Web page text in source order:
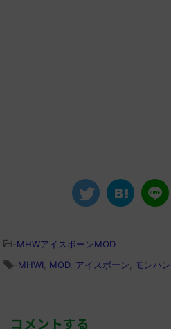
MHWアイスボーンMOD
MHWI MOD, アイスボーン モンハン
コメントする